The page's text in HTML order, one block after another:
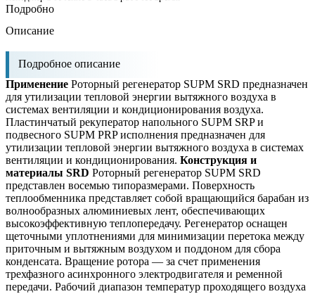
Подробно
Описание
Подробное описание
Применение Роторный регенератор SUPM SRD предназначен
для утилизации тепловой энергии вытяжного воздуха в
системах вентиляции и кондиционирования воздуха.
Пластинчатый рекуператор напольного SUPM SRP и
подвесного SUPM PRP исполнения предназначен для
утилизации тепловой энергии вытяжного воздуха в системах
вентиляции и кондиционирования. Конструкция и
материалы SRD Роторный регенератор SUPM SRD
представлен восемью типоразмерами. Поверхность
теплообменника представляет собой вращающийся барабан из
волнообразных алюминиевых лент, обеспечивающих
высокоэффективную теплопередачу. Регенератор оснащен
щеточными уплотнениями для минимизации перетока между
приточным и вытяжным воздухом и поддоном для сбора
конденсата. Вращение ротора — за счет применения
трехфазного асинхронного электродвигателя и ременной
передачи. Рабочий диапазон температур проходящего воздуха